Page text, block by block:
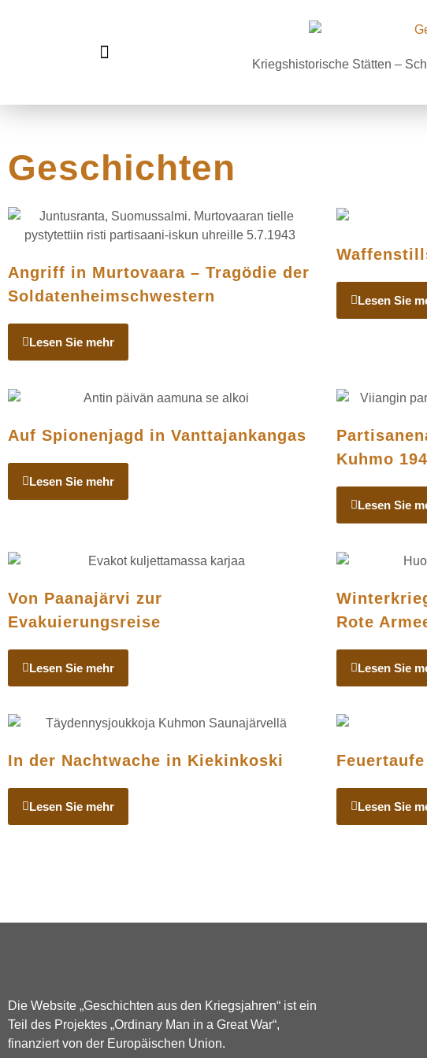
Kriegshistorische Stätten –
Geschichten
Angriff in Murtovaara – Tragödie der
Soldatenheimschwestern
Lesen Sie mehr
Lesen Sie
Auf Spionenjagd in Vanttajankangas
Lesen Sie mehr
Kuhmo
Lesen Sie
Von Paanajärvi zur
Evakuierungsreise
Lesen Sie mehr
Rote
Lesen Sie
In der Nachtwache in Kiekinkoski
Lesen Sie mehr Lesen Sie
Die Website „Geschichten aus den Kriegsjahren“ ist ein
Teil des Projektes „Ordinary Man in a Great War“,
finanziert von der Europäischen Union.